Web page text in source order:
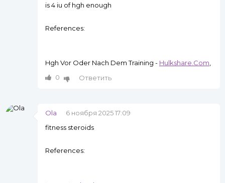
is 4 iu of hgh enough
References:
Hgh Vor Oder Nach Dem Training - Hulkshare.Com
0
Ответить
Ola
6 ноября 2025 17:09
fitness steroids
References: